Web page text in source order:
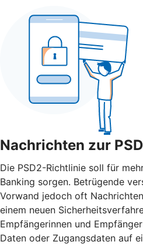
Nachrichten zur
Die PSD2-Richtlinie soll für
Banking sorgen. Betrügende
Vorwand jedoch oft
einem neuen
Empfängerinnen und
Daten oder Zugangsdaten auf